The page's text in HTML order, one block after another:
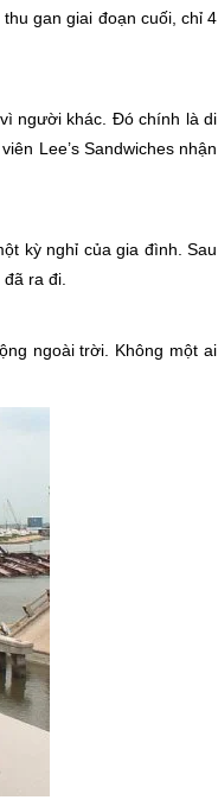
gan giai đoạn cuối, chỉ 4
người khác. Đó chính là di
Lee’s Sandwiches nhận
kỳ nghỉ của gia đình. Sau
ra đi.
ngoài trời. Không một ai